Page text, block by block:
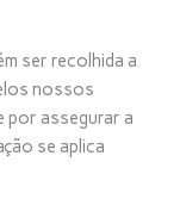
ser recolhida a
nossos
por assegurar a
se aplica